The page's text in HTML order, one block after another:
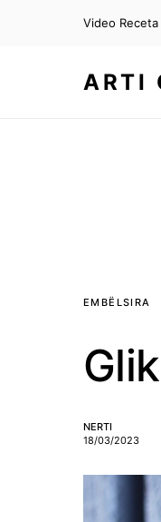
Video Receta
ARTI
EMBËLSIRA
NERTI
18/03/2023